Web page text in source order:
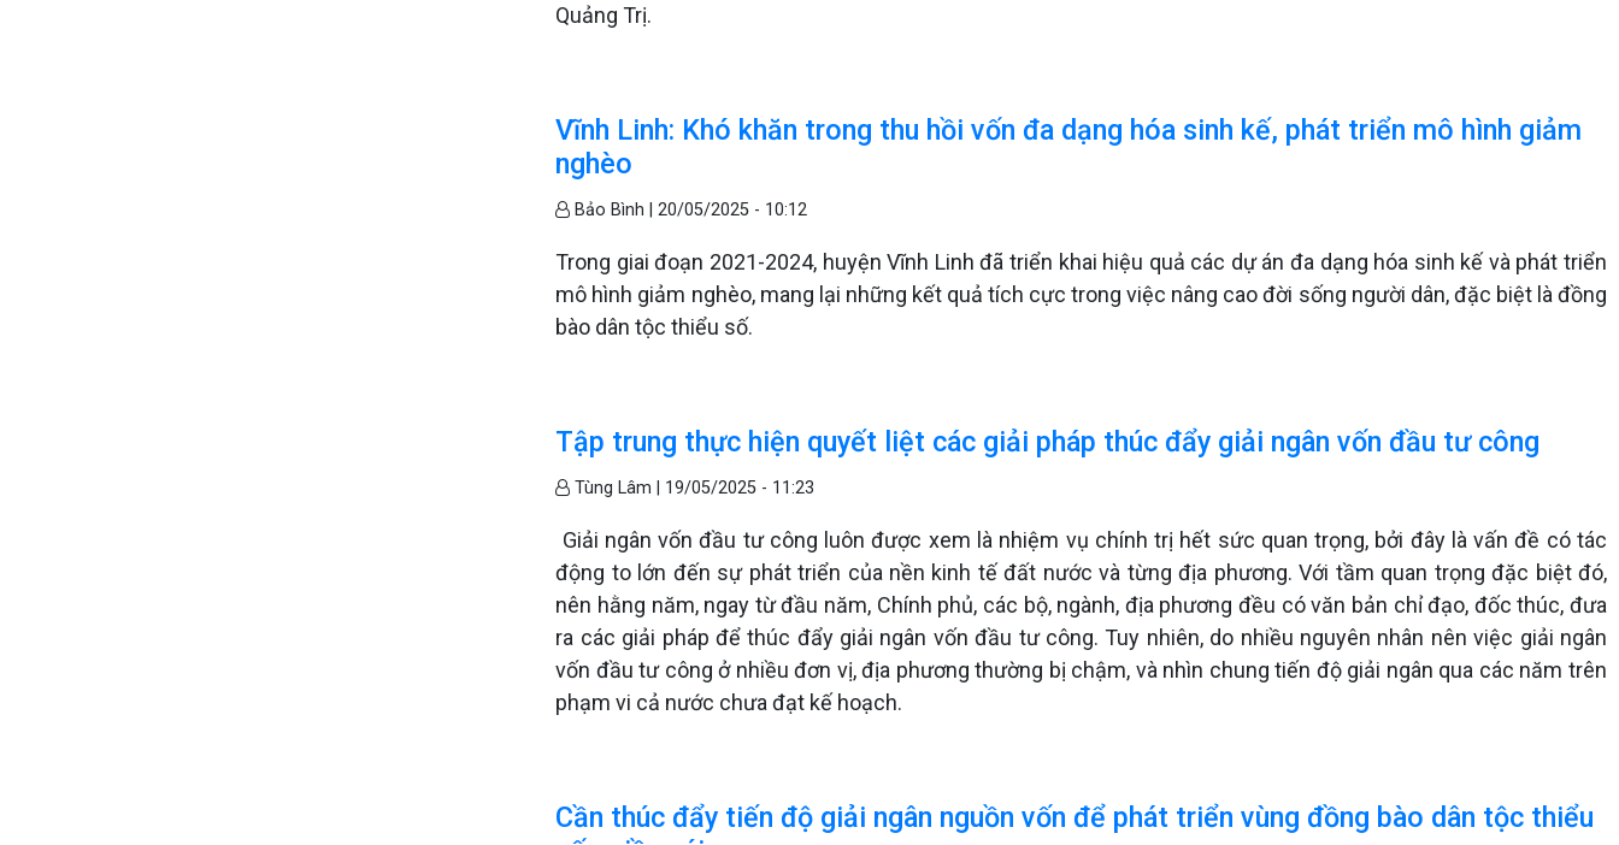
Quảng Trị.
Vĩnh Linh: Khó khăn trong thu hồi vốn đa dạng hóa sinh kế, phát triển mô hình giảm
nghèo
Bảo Bình |20/05/2025 - 10:12
Trong giai đoạn 2021-2024, huyện Vĩnh Linh đã triển khai hiệu quả các dự án đa dạng hóa sinh kế và phát triển
mô hình giảm nghèo, mang lại những kết quả tích cực trong việc nâng cao đời sống người dân, đặc biệt là đồng
bào dân tộc thiểu số.
Tập trung thực hiện quyết liệt các giải pháp thúc đẩy giải ngân vốn đầu tư công
Tùng Lâm | 19/05/2025 - 11:23
Giải ngân vốn đầu tư công luôn được xem là nhiệm vụ chính trị hết sức quan trọng, bởi đây là vấn đề có tác
động to lớn đến sự phát triển của nền kinh tế đất nước và từng địa phương. Với tầm quan trọng đặc biệt đó,
nên hằng năm, ngay từ đầu năm, Chính phủ, các bộ, ngành, địa phương đều có văn bản chỉ đạo, đốc thúc, đưa
ra các giải pháp để thúc đẩy giải ngân vốn đầu tư công. Tuy nhiên, do nhiều nguyên nhân nên việc giải ngân
vốn đầu tư công ở nhiều đơn vị, địa phương thường bị chậm, và nhìn chung tiến độ giải ngân qua các năm trên
phạm vi cả nước chưa đạt kế hoạch.
Cần thúc đẩy tiến độ giải ngân nguồn vốn để phát triển vùng đồng bào dân tộc thiểu